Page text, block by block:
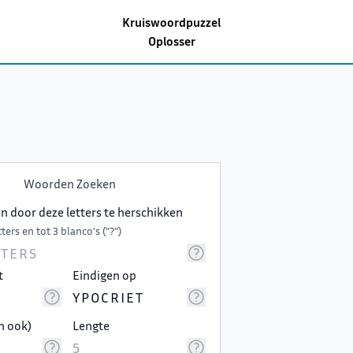
Kruiswoordpuzzel
Oplosser
Woorden Zoeken
door deze letters te herschikken
en tot 3 blanco's ("?")
Eindigen op
ook) Lengte